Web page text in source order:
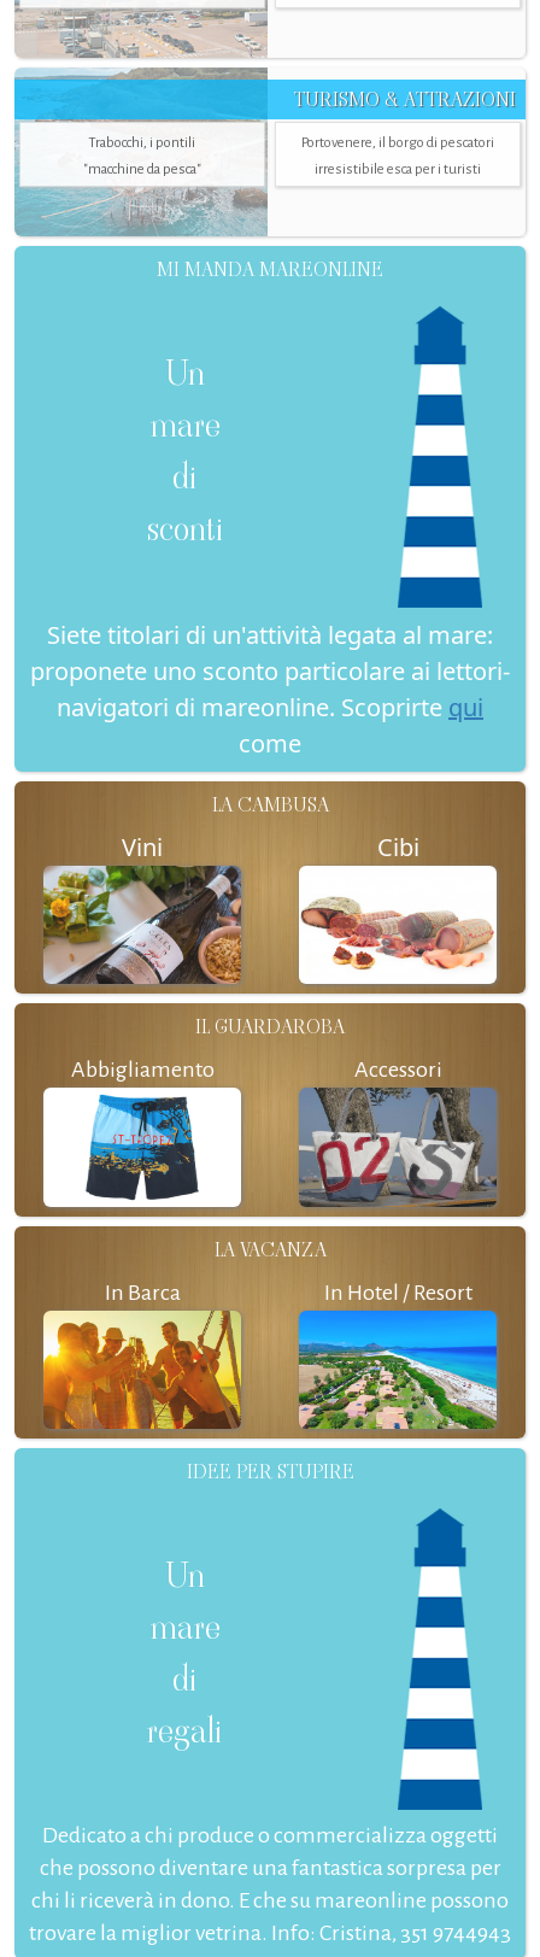
TURISMO & ATTRAZIONI
Trabocchi, i pontili
"macchine da pesca"
Portovenere, il borgo di pescatori
irresistibile esca per i turisti
MI MANDA MAREONLINE
Un
mare
di
sconti
Siete titolari di un'attività legata al mare:
proponete uno sconto particolare ai lettori-
navigatori di mareonline. Scoprirte qui
come
LA CAMBUSA
Vini Cibi
IL GUARDAROBA
Abbigliamento Accessori
LA VACANZA
In Barca In Hotel / Resort
IDEE PER STUPIRE
Un
mare
di
regali
Dedicato a chi produce o commercializza oggetti
che possono diventare una fantastica sorpresa per
chi li riceverà in dono. E che su mareonline possono
trovare la miglior vetrina. Info: Cristina, 351 9744943